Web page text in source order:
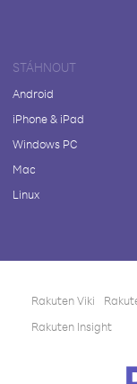
STÁHNOUT
Android
iPhone & iPad
Windows PC
Mac
Linux
Rakuten Viki
Rakuten Insight